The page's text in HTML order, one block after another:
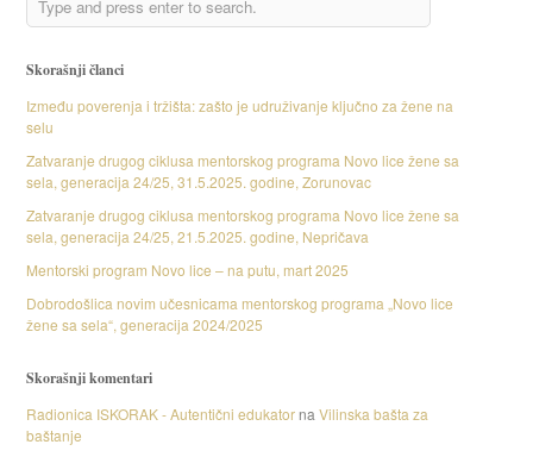
Skorašnji članci
Između poverenja i tržišta: zašto je udruživanje ključno za žene na
selu
Zatvaranje drugog ciklusa mentorskog programa Novo lice žene sa
sela, generacija 24/25, 31.5.2025. godine, Zorunovac
Zatvaranje drugog ciklusa mentorskog programa Novo lice žene sa
sela, generacija 24/25, 21.5.2025. godine, Nepričava
Mentorski program Novo lice – na putu, mart 2025
Dobrodošlica novim učesnicama mentorskog programa „Novo lice
žene sa sela“, generacija 2024/2025
Skorašnji komentari
Radionica ISKORAK - Autentični edukatorna Vilinska bašta za
baštanje